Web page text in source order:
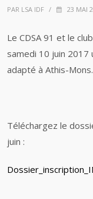
PAR LSA IDF / 23 MAI
Le CDSA 91 et le
samedi 10 juin
adapté à Athis-Mons.
Téléchargez le
juin :